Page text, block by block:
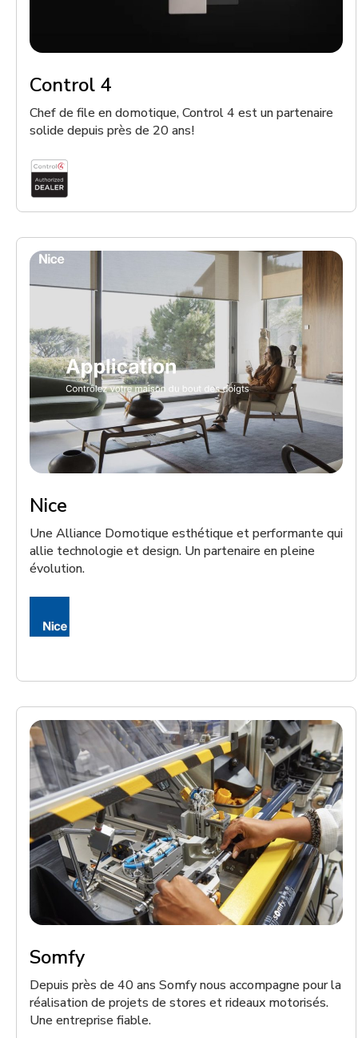
Control 4
Chef de file en domotique, Control 4 est un partenaire
solide depuis près de 20 ans!
Nice
Une Alliance Domotique esthétique et performante qui
allie technologie et design. Un partenaire en pleine
évolution.
Somfy
Depuis près de 40 ans Somfy nous accompagne pour la
réalisation de projets de stores et rideaux motorisés.
Une entreprise fiable.